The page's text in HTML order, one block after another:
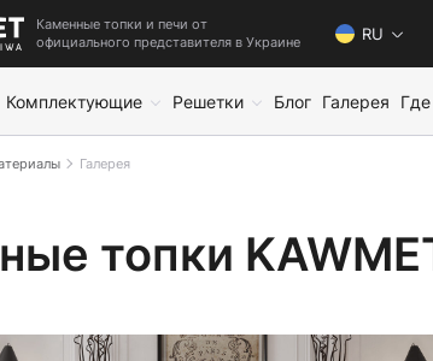
Каменные топки и печи от
официального представителя в Украине
RU
Комплектующие Решетки Блог Галерея
Галерея
топки